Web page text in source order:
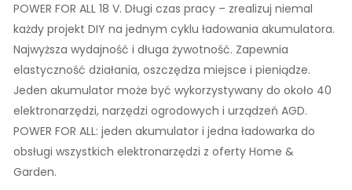
POWER FOR ALL 18 V. Długi czas pracy – zrealizuj niemal
każdy projekt DIY na jednym cyklu ładowania akumulatora.
Najwyższa wydajność i długa żywotność. Zapewnia
elastyczność działania, oszczędza miejsce i pieniądze.
Jeden akumulator może być wykorzystywany do około 40
elektronarzędzi, narzędzi ogrodowych i urządzeń AGD.
POWER FOR ALL: jeden akumulator i jedna ładowarka do
obsługi wszystkich elektronarzędzi z oferty Home &
Garden.